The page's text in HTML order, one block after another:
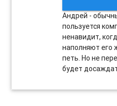
Андрей -
пользуется
ненавидит,
наполняют его
петь. Но не
будет